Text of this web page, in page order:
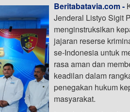
Beritabatavia.com -
Jenderal Listyo Sigit
menginstruksikan
jajaran reserse
se-Indonesia untuk
rasa aman dan
keadilan dalam
penegakan hukum
masyarakat.